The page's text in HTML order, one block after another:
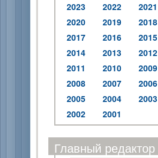
2023
2022
2021
2020
2019
2018
2017
2016
2015
2014
2013
2012
2011
2010
2009
2008
2007
2006
2005
2004
2003
2002
2001
Главный редактор